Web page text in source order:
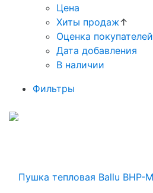
Цена
Хиты продаж↑
Оценка покупателей
Дата добавления
В наличии
Фильтры